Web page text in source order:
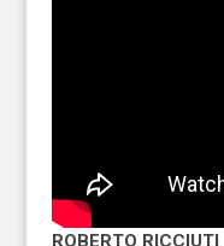
ROBERTO RICCIUTI